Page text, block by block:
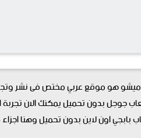
هو موقع عربي مختص فى نشر
جوجل بدون تحميل يمكنك الان
بابجي اون لاين بدون تحميل وهنا